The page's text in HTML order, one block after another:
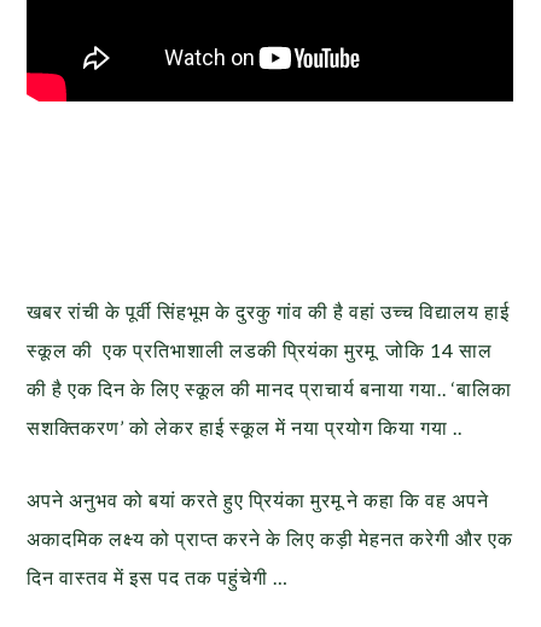
खबर रांची के पूर्वी सिंहभूम के दुरकु गांव की है वहां उच्च विद्यालय हाई
स्कूल की एक प्रतिभाशाली लडकी प्रियंका मुरमू जोकि 14 साल
की है एक दिन के लिए स्कूल की मानद प्राचार्य बनाया गया.. ‘बालिका
सशक्तिकरण’ को लेकर हाई स्कूल में नया प्रयोग किया गया ..
अपने अनुभव को बयां करते हुए प्रियंका मुरमू ने कहा कि वह अपने
अकादमिक लक्ष्य को प्राप्त करने के लिए कड़ी मेहनत करेगी और एक
दिन वास्तव में इस पद तक पहुंचेगी …